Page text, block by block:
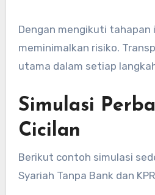
Dengan mengikuti tahapan
meminimalkan risiko.
utama dalam setiap
Simulasi
Cicilan
Berikut contoh simulasi
Syariah Tanpa Bank dan